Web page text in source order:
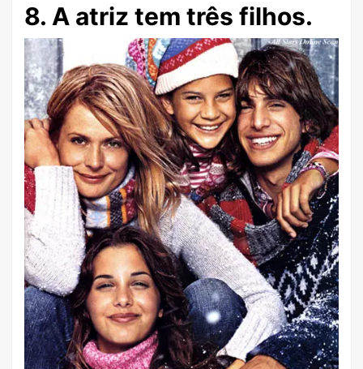
8. A atriz tem três filhos.